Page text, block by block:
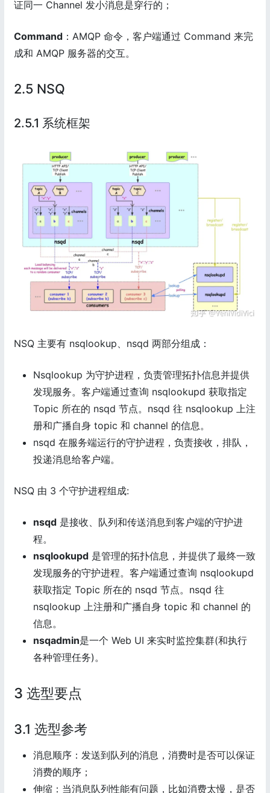
证同一 Channel 发小消息是穿行的；
Command ：AMQP 命令，客户端通过 Command 来完
成和 AMQP 服务器的交互。
2.5 NSQ
2.5.1 系统框架
NSQ 主要有 nsqlookup、nsqd 两部分组成：
Nsqlookup 为守护进程，负责管理拓扑信息并提供
发现服务。客户端通过查询 nsqlookupd 获取指定
Topic 所在的 nsqd 节点。nsqd 往 nsqlookup 上注
册和广播自身 topic 和 channel 的信息。
nsqd 在服务端运行的守护进程，负责接收，排队，
投递消息给客户端。
NSQ 由 3 个守护进程组成:
nsqd 是接收、队列和传送消息到客户端的守护进
程。
nsqlookupd 是管理的拓扑信息，并提供了最终一致
发现服务的守护进程。客户端通过查询 nsqlookupd
获取指定 Topic 所在的 nsqd 节点。nsqd 往
nsqlookup 上注册和广播自身 topic 和 channel 的
信息。
nsqadmin是一个 Web UI 来实时监控集群(和执行
各种管理任务)。
3 选型要点
3.1 选型参考
消息顺序：发送到队列的消息，消费时是否可以保证
消费的顺序；
伸缩：当消息队列性能有问题，比如消费太慢，是否